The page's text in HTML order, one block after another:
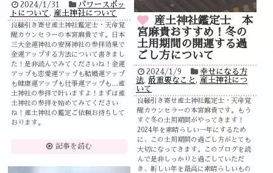
2024/1/31
パワースポッ
トについて , 産土神社について
良縁引き寄せ産土神社鑑定士・天命覚
醒カウンセラーの本宮麻貴です。日本
三大金運神社の安房神社の参拝効果で
金運アップする方法について書きまし
た！是非読んでみてくださいね！金運
アップも恋愛運アップも結婚運アップ
も健康運アップも仕事運アップも…産
土神社の参拝で叶いますよ！まずは産
土神社の参拝を始めてみてください
ね！産土神社の鑑定ご依頼お待ちして
おります。
記事を読む
産土神社鑑定士 本
宮麻貴おすすめ！冬の
土用期間の開運する過
ごし方について
2024/1/9
幸せになる方
法,最重要なこと , 産土神社につ
いて
良縁引き寄せ産土神社鑑定士・天命覚
醒カウンセラーの本宮麻貴です。もう
すぐ冬の土用期間がやってきます！
2024年を素晴らしい一年にするため
に、この土用期間の過ごし方がとても
大切になってきます。このブログを読
んで是非しっかりと過ごしていただ
き、新しい年を最高に素晴らしいもの